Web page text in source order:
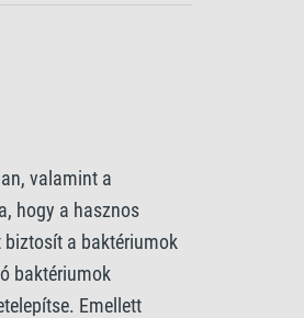
valamint a
hogy a hasznos
biztosít a baktériumok
baktériumok
Emellett